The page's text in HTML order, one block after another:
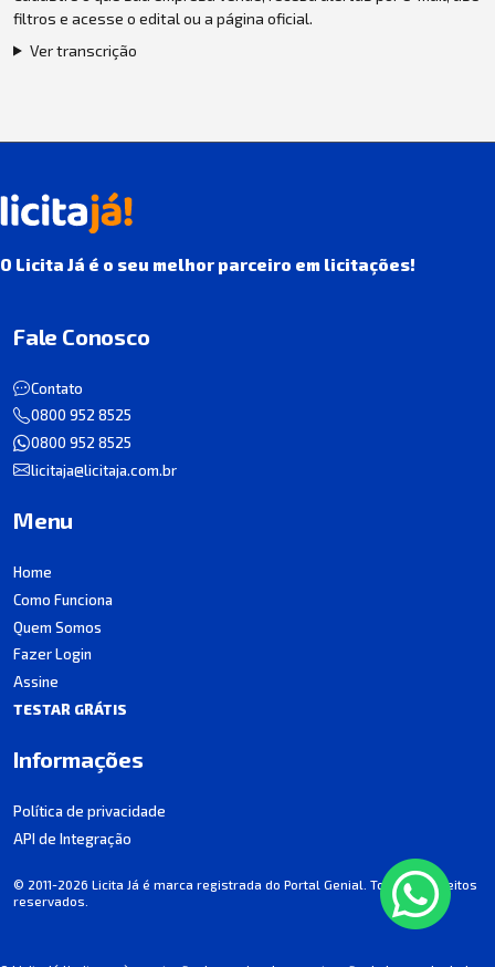
filtros e acesse o edital ou a página oficial.
Ver transcrição
O Licita Já é o seu melhor parceiro em licitações!
Fale Conosco
Contato
0800 952 8525
0800 952 8525
licitaja@licitaja.com.br
Menu
Home
Como Funciona
Quem Somos
Fazer Login
Assine
TESTAR GRÁTIS
Informações
Política de privacidade
API de Integração
© 2011-2026 Licita Já é marca registrada do Portal Genial. Todos os direitos
reservados.